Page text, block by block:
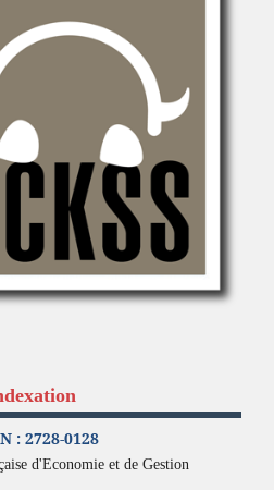
: 2728-0128
d'Economie et de Gestion